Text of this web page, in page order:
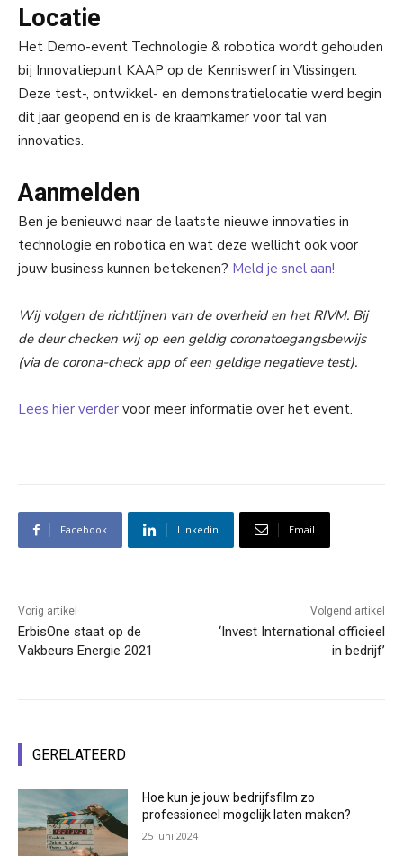
Locatie
Het Demo-event Technologie & robotica wordt gehouden
bij Innovatiepunt KAAP op de Kenniswerf in Vlissingen.
Deze test-, ontwikkel- en demonstratielocatie werd begin
dit jaar geopend en is de kraamkamer voor tal van
innovaties.
Aanmelden
Ben je benieuwd naar de laatste nieuwe innovaties in
technologie en robotica en wat deze wellicht ook voor
jouw business kunnen betekenen? Meld je snel aan!
Wij volgen de richtlijnen van de overheid en het RIVM. Bij
de deur checken wij op een geldig coronatoegangsbewijs
(via de corona-check app of een geldige negatieve test).
Lees hier verder voor meer informatie over het event.
Facebook Linkedin Email
Vorig artikel
ErbisOne staat op de
Vakbeurs Energie 2021
Volgend artikel
‘Invest International officieel
in bedrijf’
GERELATEERD
Hoe kun je jouw bedrijfsfilm zo
professioneel mogelijk laten maken?
25 juni 2024